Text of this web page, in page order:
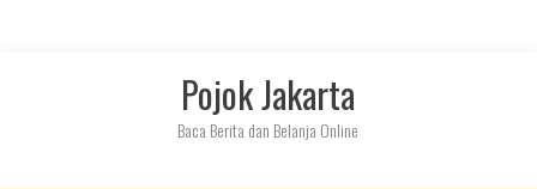
Pojok Jakarta
Baca Berita dan Belanja Online